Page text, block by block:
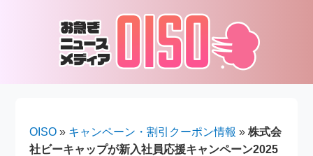
OISO » キャンペーン・割引クーポン情報 »株式会
社ビーキャップが新入社員応援キャンペーン2025